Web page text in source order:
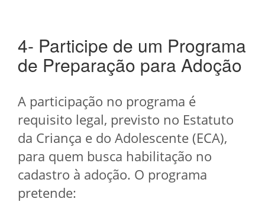
4- Participe de um Programa
de Preparação para Adoção
A participação no programa é
requisito legal, previsto no Estatuto
da Criança e do Adolescente (ECA),
para quem busca habilitação no
cadastro à adoção. O programa
pretende: